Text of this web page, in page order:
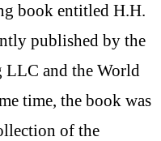
book entitled H.H.
published by the
and the World
time, the book was
of the